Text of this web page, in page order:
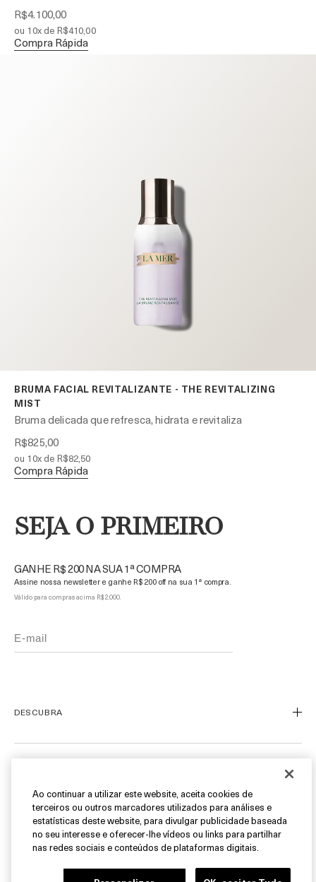
R$4.100,00
ou 10x de R$410,00
Compra Rápida
BRUMA FACIAL REVITALIZANTE - THE REVITALIZING
MIST
Bruma delicada que refresca, hidrata e revitaliza
R$825,00
ou 10x de R$82,50
Compra Rápida
SEJA O PRIMEIRO
GANHE R$ 200 NA SUA 1ª COMPRA
Assine nossa newsletter e ganhe R$ 200 off na sua 1ª compra.
Válido para compras acima R$ 2.000.
DESCUBRA
Miracle Broth™
Blue Heart
Ofertas
Meu Perfil
Fale Conosco
Personal Shopper
Cancelamentos & Devoluções
SIGA-NOS
Ao continuar a utilizar este website, aceita cookies de
terceiros ou outros marcadores utilizados para análises e
estatísticas deste website, para divulgar publicidade baseada
no seu interesse e oferecer-lhe vídeos ou links para partilhar
nas redes sociais e conteúdos de plataformas digitais.